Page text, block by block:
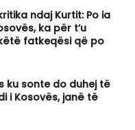
ndaj Kurtit: Po ia
ka për t’u
fatkeqësi që po
ku sonte do duhej të
i Kosovës, janë të